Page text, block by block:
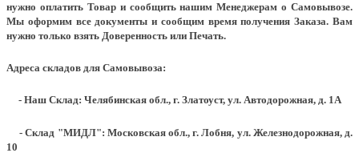
нужно оплатить Товар и сообщить нашим Менеджерам о Самовывозе.
Мы оформим все документы и сообщим время получения Заказа. Вам
нужно только взять Доверенность или Печать.
Адреса складов для Самовывоза:
- Наш Склад: Челябинская обл., г. Златоуст, ул. Автодорожная, д. 1А
- Склад "МИДЛ": Московская обл., г. Лобня, ул. Железнодорожная, д.
10